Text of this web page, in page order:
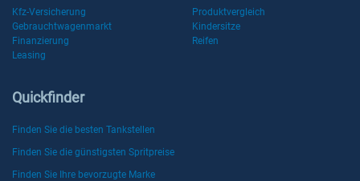
Kfz-Versicherung
Produktvergleich
Gebrauchtwagenmarkt
Kindersitze
Finanzierung
Reifen
Leasing
Quickfinder
Finden Sie die besten Tankstellen
Finden Sie die günstigsten Spritpreise
Finden Sie Ihre bevorzugte Marke